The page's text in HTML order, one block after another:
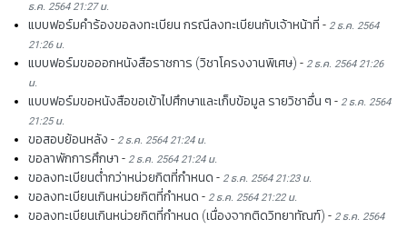
ธ.ค. 2564 21:27 น.
แบบฟอร์มคำร้องขอลงทะเบียน กรณีลงทะเบียนกับเจ้าหน้าที่ - 2 ธ.ค. 2564
21:26 น.
แบบฟอร์มขอออกหนังสือราชการ (วิชาโครงงานพิเศษ) - 2 ธ.ค. 2564 21:26
น.
แบบฟอร์มขอหนังสือขอเข้าไปศึกษาและเก็บข้อมูล รายวิชาอื่น ๆ - 2 ธ.ค. 2564
21:25 น.
ขอสอบย้อนหลัง - 2 ธ.ค. 2564 21:24 น.
ขอลาพักการศึกษา - 2 ธ.ค. 2564 21:24 น.
ขอลงทะเบียนต่ำกว่าหน่วยกิตที่กำหนด - 2 ธ.ค. 2564 21:23 น.
ขอลงทะเบียนเกินหน่วยกิตที่กำหนด - 2 ธ.ค. 2564 21:22 น.
ขอลงทะเบียนเกินหน่วยกิตที่กำหนด (เนื่องจากติดวิทยาทัณฑ์) - 2 ธ.ค. 2564